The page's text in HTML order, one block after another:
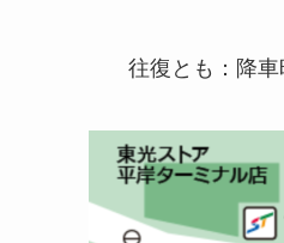
往復とも：降